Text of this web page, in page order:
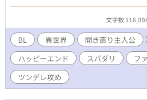
ではなく凶悪なラスボスだった！
捧げられた生贄らしい。夜ノ国を
に、せっかく生きることができた
かし、王の様子がおかしいことに気
て、王の隠された秘密を知ってし
た人生、もうどうにでもなれ。そう
レ最強王が織りなす新たな物語。
禁シーンに※付けます。 ▼完結した
文字数
BL 異世界 開き直り主人公
ハッピーエンド
スパダリ フ
ツンデレ攻め